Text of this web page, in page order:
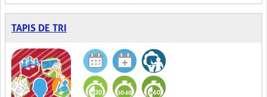
TAPIS DE TRI